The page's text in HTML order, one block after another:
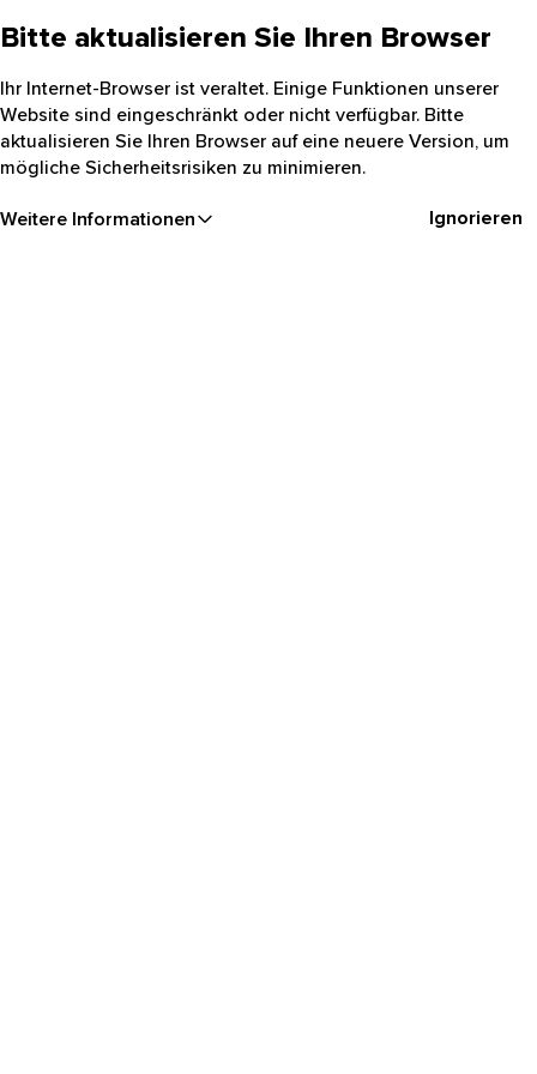
Bitte aktualisieren Sie Ihren Browser
Ihr Internet-Browser ist veraltet. Einige Funktionen unserer
Website sind eingeschränkt oder nicht verfügbar. Bitte
aktualisieren Sie Ihren Browser auf eine neuere Version, um
mögliche Sicherheitsrisiken zu minimieren.
Weitere Informationen Ignorieren